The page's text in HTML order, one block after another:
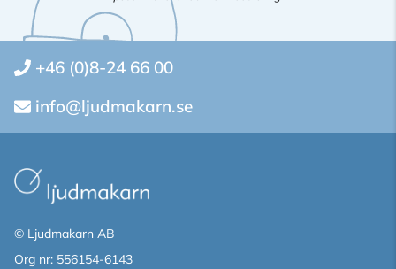
+46 (0)8-24 66 00
info@ljudmakarn.se
© Ljudmakarn AB
Org nr: 556154-6143